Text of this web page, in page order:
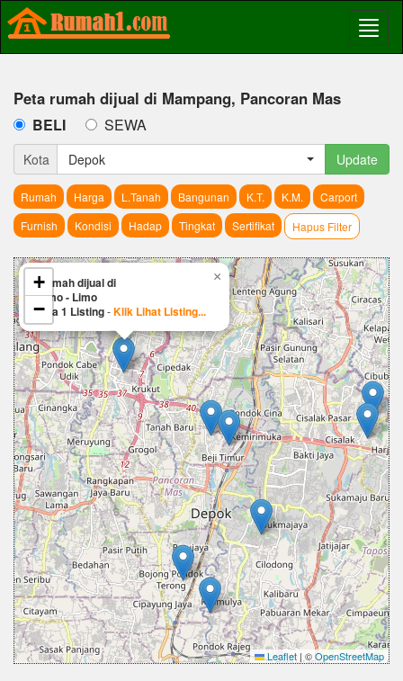
Peta rumah dijual di Mampang, Pancoran Mas
BELI SEWA
Kota Depok Update
Rumah Harga L.Tanah Bangunan K.T. K.M.
Carport
Furnish
Kondisi Hadap Tingkat Sertifikat Hapus Filter
Rumah dijual di
Limo - Limo
Ada 1 Listing-Klik Lihat Listing...
×
+
−
Leaflet | ©OpenStreetMap